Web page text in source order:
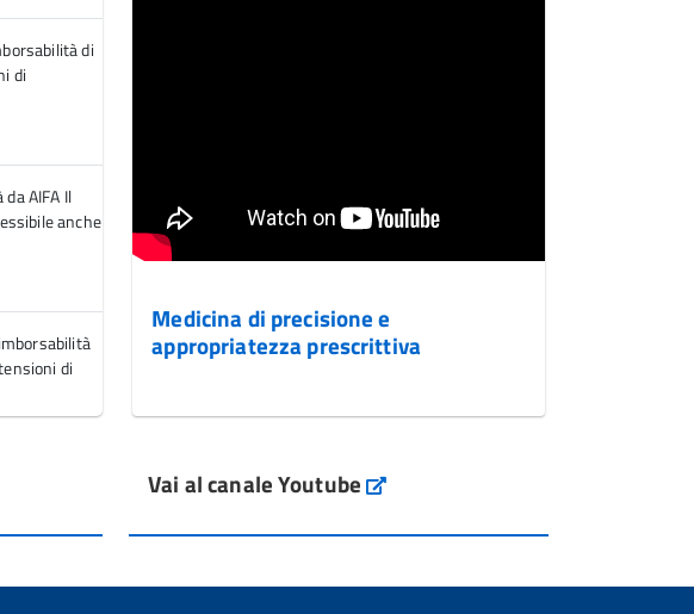
di
di
AIFA Il
anche
di
europei
Medicina di precisione e
appropriatezza prescrittiva
Vai al canale Youtube